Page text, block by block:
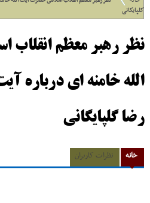
گلپایگانی
نظر رهبر معظم
الله خامنه اى درباره
رضا گلپایگانی
خانه نظرات کاربران